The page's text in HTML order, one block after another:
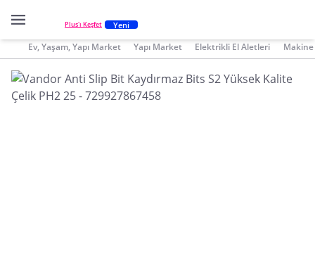
Plus'ı Keşfet Yeni
Ev, Yaşam, Yapı Market Yapı Market Elektrikli El Aletleri Makine